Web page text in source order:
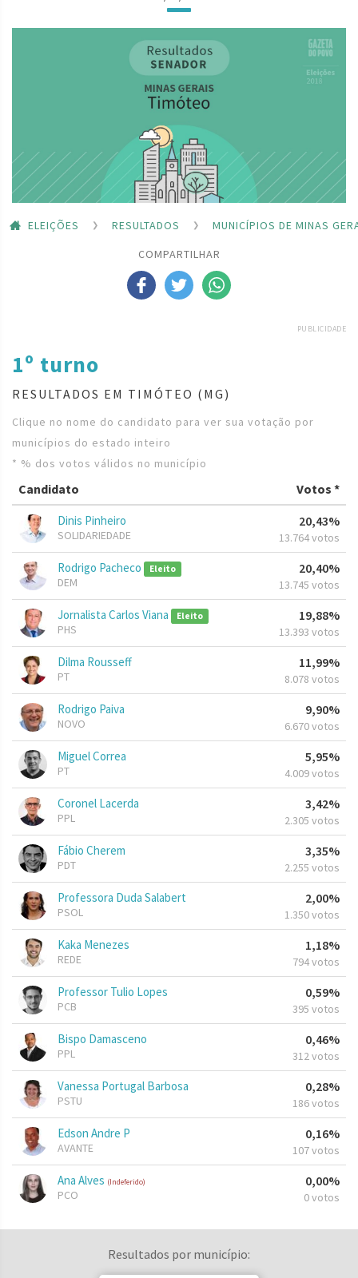
ELEIÇÕES RESULTADOS
MUNICÍPIOS DE MINAS
COMPARTILHAR
PUBLICIDADE
1º turno
RESULTADOS EM TIMÓTEO (MG)
Clique no nome do candidato para ver sua votação por
municípios do estado inteiro
* % dos votos válidos no município
Candidato Votos *
Dinis Pinheiro
SOLIDARIEDADE
20,43%
13.764 votos
Rodrigo Pacheco Eleito
DEM
20,40%
13.745 votos
Jornalista Carlos Viana Eleito
PHS
19,88%
13.393 votos
Dilma Rousseff
PT
11,99%
8.078 votos
Rodrigo Paiva
NOVO
9,90%
6.670 votos
Miguel Correa
PT
5,95%
4.009 votos
Coronel Lacerda
PPL
3,42%
2.305 votos
Fábio Cherem
PDT
3,35%
2.255 votos
Professora Duda Salabert
PSOL
2,00%
1.350 votos
Kaka Menezes
REDE
1,18%
794 votos
Professor Tulio Lopes
PCB
0,59%
395 votos
Bispo Damasceno
PPL
0,46%
312 votos
Vanessa Portugal Barbosa
PSTU
0,28%
186 votos
Edson Andre P
AVANTE
0,16%
107 votos
Ana Alves (Indeferido)
PCO
0,00%
0 votos
Resultados por município: